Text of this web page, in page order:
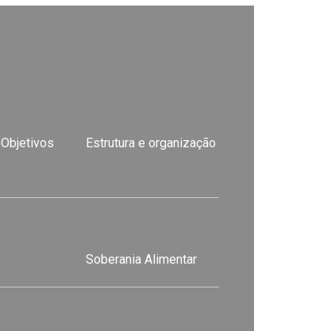
Estrutura e organização
Soberania Alimentar